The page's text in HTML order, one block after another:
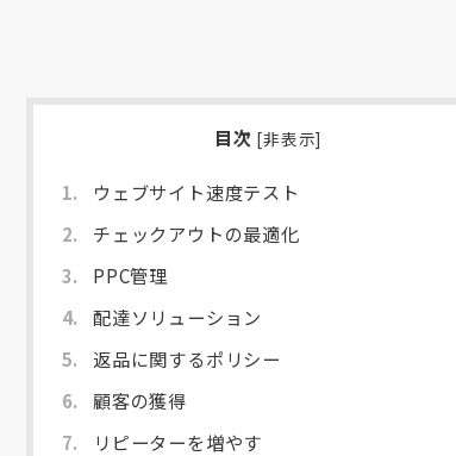
目次 [非表示]
1. ウェブサイト速度テスト
2. チェックアウトの最適化
3. PPC管理
4. 配達ソリューション
5. 返品に関するポリシー
6. 顧客の獲得
7. リピーターを増やす